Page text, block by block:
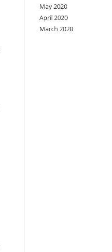
May 2020
April 2020
March 2020